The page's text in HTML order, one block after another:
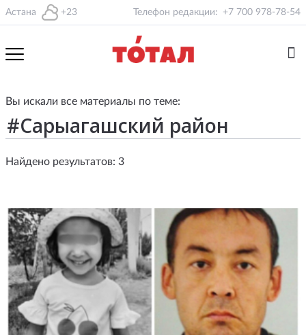
Астана +23 Телефон редакции: +7 700 978-78-54
Вы искали все материалы по теме:
Найдено результатов: 3